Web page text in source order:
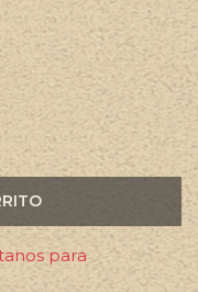
para